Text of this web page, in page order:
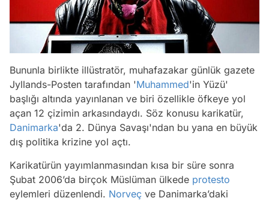
Bununla birlikte illüstratör, muhafazakar günlük gazete
Jyllands-Posten tarafından 'Muhammed'in Yüzü'
başlığı altında yayınlanan ve biri özellikle öfkeye yol
açan 12 çizimin arkasındaydı. Söz konusu karikatür,
Danimarka'da 2. Dünya Savaşı'ndan bu yana en büyük
dış politika krizine yol açtı.
Karikatürün yayımlanmasından kısa bir süre sonra
Şubat 2006’da birçok Müslüman ülkede protesto
eylemleri düzenlendi. Norveç ve Danimarka’daki